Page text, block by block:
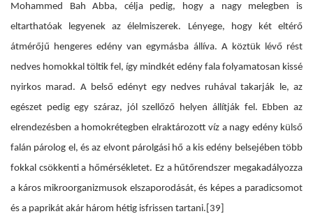
Mohammed Bah Abba, célja pedig, hogy a nagy melegben is
eltarthatóak legyenek az élelmiszerek. Lényege, hogy két eltérő
átmérőjű hengeres edény van egymásba állíva. A köztük lévő rést
nedves homokkal töltik fel, így mindkét edény fala folyamatosan kissé
nyirkos marad. A belső edényt egy nedves ruhával takarják le, az
egészet pedig egy száraz, jól szellőző helyen állítják fel. Ebben az
elrendezésben a homokrétegben elraktározott víz a nagy edény külső
falán párolog el, és az elvont párolgási hő a kis edény belsejében több
fokkal csökkenti a hőmérsékletet. Ez a hűtőrendszer megakadályozza
a káros mikroorganizmusok elszaporodását, és képes a paradicsomot
és a paprikát akár három hétig isfrissen tartani. [39]